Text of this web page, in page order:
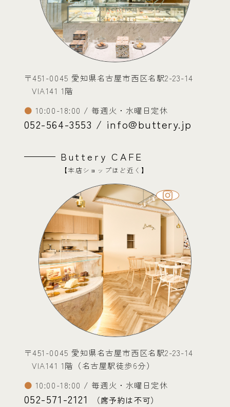
〒451-0045 愛知県名古屋市西区名駅2-23-14
VIA141 1階
10:00-18:00 / 毎週火・水曜日定休
052-564-3553 / info@buttery.jp
Buttery CAFE
【本店ショップほど近く】
〒451-0045 愛知県名古屋市西区名駅2-23-14
VIA141 1階（名古屋駅徒歩6分）
10:00-18:00 / 毎週火・水曜日定休
052-571-2121 （席予約は不可）